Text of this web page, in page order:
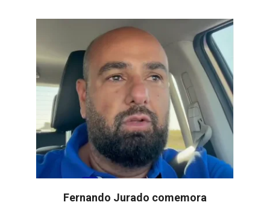
Fernando Jurado comemora